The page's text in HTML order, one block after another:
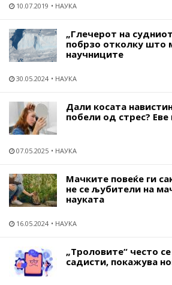
10.07.2019 НАУКА
„Глечерот на
побрзо отколку што
научниците
30.05.2024 НАУКА
Дали косата
побели од стрес?
07.05.2025 НАУКА
Мачките повеќе ги
не се љубители на
науката
16.05.2024 НАУКА
„Троловите“ често
садисти, покажува